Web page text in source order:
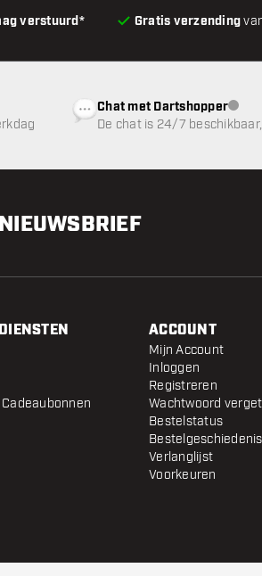
verstuurd* Gratis verzending
Chat met Dartshopper
De chat is 24/7
ACCOUNT
Mijn Account
Inloggen
Registreren
Wachtwoord
Bestelstatus
Bestelgeschiedenis
Verlanglijst
Voorkeuren